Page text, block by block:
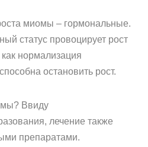
миомы – гормональные.
статус провоцирует рост
нормализация
остановить рост.
Ввиду
лечение также
препаратами.